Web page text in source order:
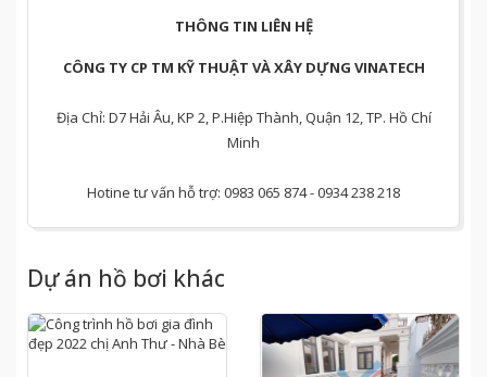
THÔNG TIN LIÊN HỆ
CÔNG TY CP TM KỸ THUẬT VÀ XÂY DỰNG VINATECH​
Địa Chỉ: D7 Hải Âu, KP 2, P.Hiệp Thành, Quận 12, TP. Hồ Chí
Minh
Hotine tư vấn hỗ trợ: ​0983 065 874 - 0934 238 218
Dự án hồ bơi khác